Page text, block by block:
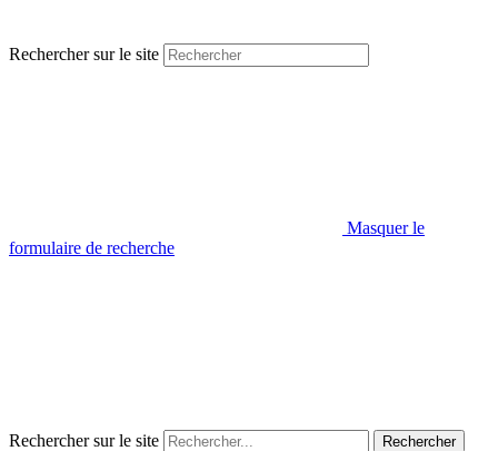
Rechercher sur le site
Masquer le
formulaire de recherche
Rechercher sur le site Rechercher